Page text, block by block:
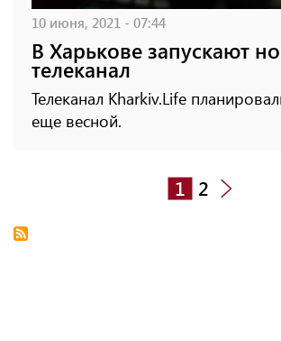
10 июня, 2021 - 07:44
В Харькове запускают
телеканал
Телеканал Kharkiv.Life
еще весной.
1 2